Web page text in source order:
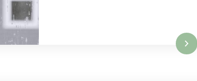
Lire la suite